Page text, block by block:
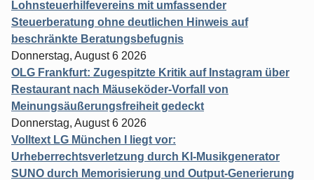
Lohnsteuerhilfevereins mit umfassender
Steuerberatung ohne deutlichen Hinweis auf
beschränkte Beratungsbefugnis
Donnerstag, August 6 2026
OLG Frankfurt: Zugespitzte Kritik auf Instagram über
Restaurant nach Mäuseköder-Vorfall von
Meinungsäußerungsfreiheit gedeckt
Donnerstag, August 6 2026
Volltext LG München I liegt vor:
Urheberrechtsverletzung durch KI-Musikgenerator
SUNO durch Memorisierung und Output-Generierung